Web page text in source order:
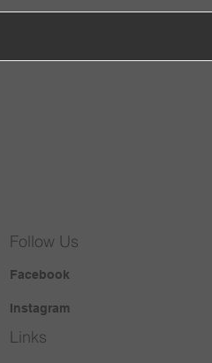
Follow Us
Facebook
Instagram
Links